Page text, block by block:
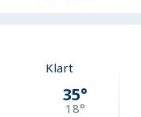
Klart
35°
18°